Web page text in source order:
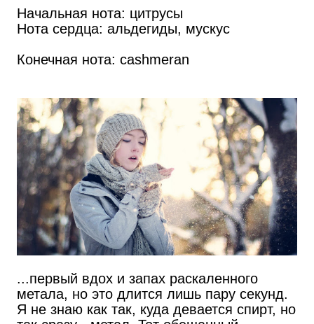
Начальная нота: цитрусы
Нота сердца: альдегиды, мускус
Конечная нота: cashmeran
...первый вдох и запах раскаленного
метала, но это длится лишь пару секунд.
Я не знаю как так, куда девается спирт, но